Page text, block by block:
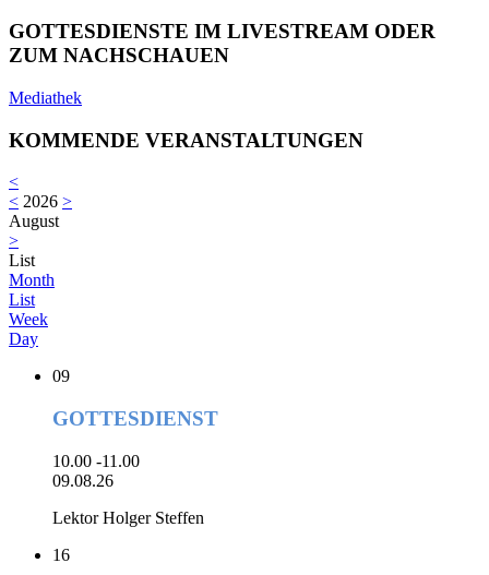
GOTTESDIENSTE IM LIVESTREAM ODER
ZUM NACHSCHAUEN
Mediathek
KOMMENDE VERANSTALTUNGEN
<
< 2026 >
August
>
List
Month
List
Week
Day
09
GOTTESDIENST
10.00 -11.00
09.08.26
Lektor Holger Steffen
16